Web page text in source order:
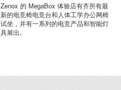
Zenox 的 MegaBox 体验店有齐所有最
新的电竞椅电竞台和人体工学办公网椅
试坐，并有一系列的电竞产品和智能灯
具展出。